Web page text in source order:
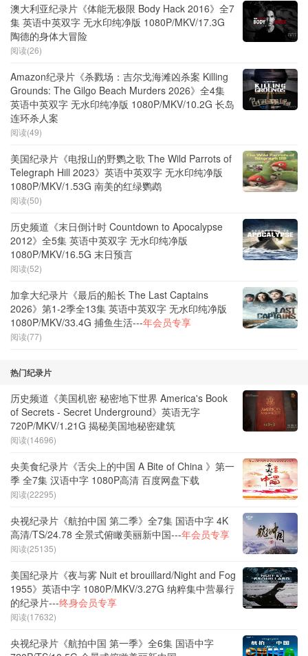
澳大利亚纪录片《体能无极限 Body Hack 2016》全7
集 英语中英双字 无水印纯净版 1080P/MKV/17.3G
陶德的身体大冒险
阅读(26)
Amazon纪录片《杀戮场：吉尔戈海滩凶杀案 Killing
Grounds: The Gilgo Beach Murders 2026》全4集
英语中英双字 无水印纯净版 1080P/MKV/10.2G 长岛
连环杀人案
阅读(49)
美国纪录片《电报山的野鹦之歌 The Wild Parrots of
Telegraph Hill 2023》英语中英双字 无水印纯净版
1080P/MKV/1.53G 南美的红绿鹦鹉
阅读(50)
历史频道《末日倒计时 Countdown to Apocalypse
2012》全5集 英语中英双字 无水印纯净版
1080P/MKV/16.5G 末日预言
阅读(52)
加拿大纪录片《最后的船长 The Last Captains
2026》第1-2季全13集 英语中英双字 无水印纯净版
1080P/MKV/33.4G 捕鱼生活---年会员专享
阅读(77)
热门纪录片
历史频道《美国机密 秘密地下世界 America's Book
of Secrets - Secret Underground》英语无字
720P/MKV/1.21G 揭秘美国地秘密建筑
阅读(14696)
央美食纪录片《舌尖上的中国 A Bite of China 》第一
季 全7集 汉语中字 1080P高清 百度网盘下载
阅读(22295)
央视纪录片《航拍中国 第二季》全7集 国语中字 4K
高清/TS/24.78 全景式俯瞰美丽新中国---年会员专享
阅读(25135)
美国纪录片《夜与雾 Nuit et brouillard/Night and Fog
1955》英语中字 1080P/MKV/3.27G 纳粹集中营暴行
的纪录片---终身会员专享
阅读(17632)
央视纪录片《航拍中国 第一季》全6集 国语中字